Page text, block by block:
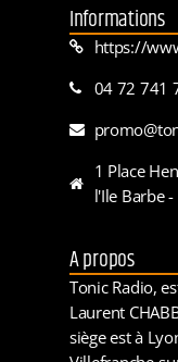
Informations
https://
04 72 741
1 Place
l'Ile Barbe
A propos
Tonic Radio,
Laurent
siège est à